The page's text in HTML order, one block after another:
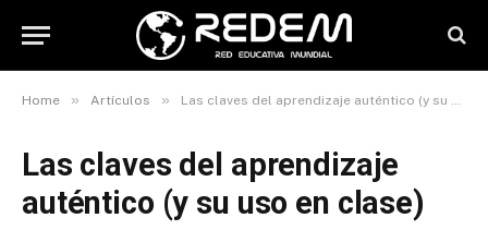
Home » Artículos » Las claves del aprendizaje auténtico (y su uso en clase)
Las claves del aprendizaje
auténtico (y su uso en clase)